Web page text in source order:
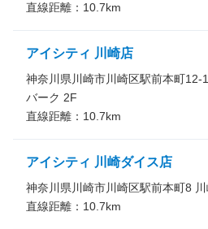
直線距離： 10.7km
アイシティ 川崎店
神奈川県川崎市川崎区駅前本町12-
バーク 2F
直線距離： 10.7km
アイシティ 川崎ダイス店
神奈川県川崎市川崎区駅前本町8
直線距離： 10.7km